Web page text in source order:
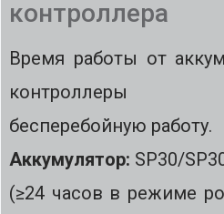
контроллера
Время работы от
контроллеры
бесперебойную работу.
Аккумулятор: SP30/
(≥24 часов в режиме